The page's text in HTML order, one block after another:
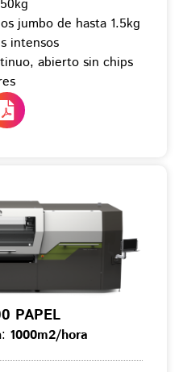
jumbo de hasta 1.5kg
intensos
abierto sin chips
PAPEL
1000m2/hora